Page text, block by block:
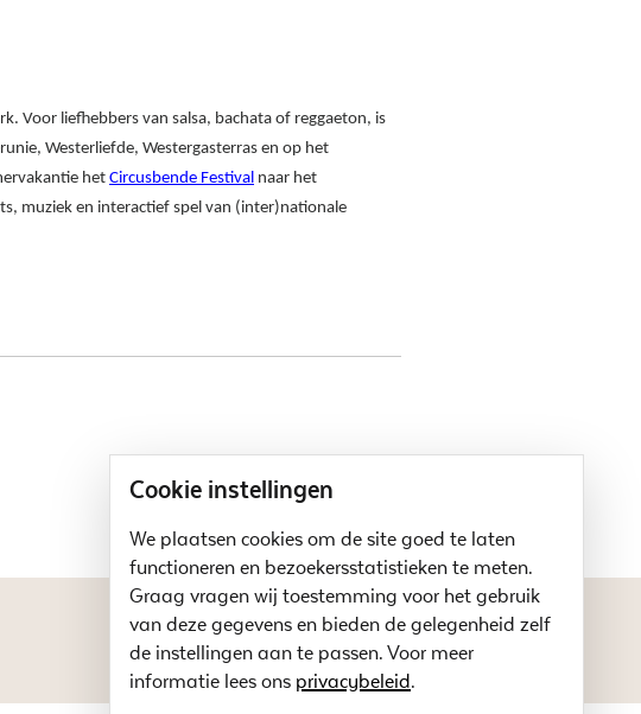
Voor liefhebbers van salsa, bachata of reggaeton, is
Westerliefde, Westergasterras en op het
het Circusbende Festival naar het
muziek en interactief spel van (inter)nationale
DISCLAIMER PRIVACYVERKLARING
Cookie instellingen
We plaatsen cookies om de site goed te laten
functioneren en bezoekersstatistieken te meten.
Graag vragen wij toestemming voor het gebruik
van deze gegevens en bieden de gelegenheid zelf
de instellingen aan te passen. Voor meer
informatie lees ons privacybeleid.